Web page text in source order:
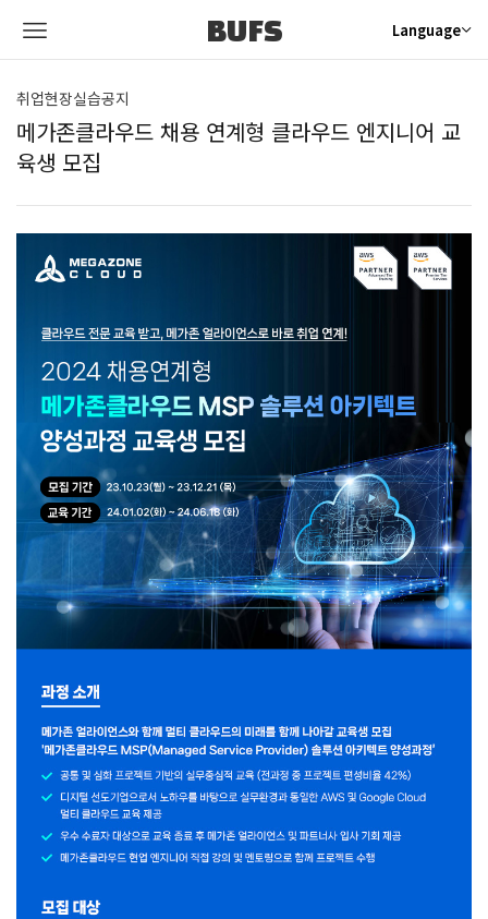
BUFS Language
취업현장실습공지
메가존클라우드 채용 연계형 클라우드 엔지니어 교
육생 모집